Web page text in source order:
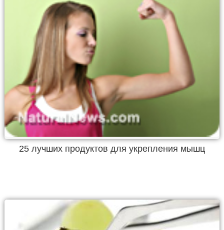
25 лучших продуктов для укрепления мышц